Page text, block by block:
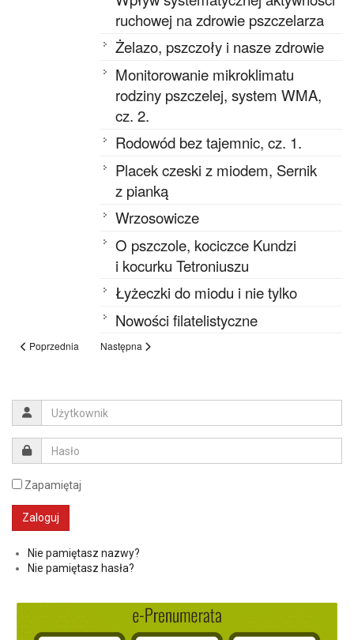
ruchowej na zdrowie pszczelarza
Żelazo, pszczoły i nasze zdrowie
Monitorowanie mikroklimatu
rodziny pszczelej, system WMA,
cz. 2.
Rodowód bez tajemnic, cz. 1.
Placek czeski z miodem, Sernik
z pianką
Wrzosowicze
O pszczole, kociczce Kundzi
i kocurku Tetroniuszu
Łyżeczki do miodu i nie tylko
Nowości filatelistyczne
Poprzednia Następna
Zapamiętaj
Nie pamiętasz nazwy?
Nie pamiętasz hasła?